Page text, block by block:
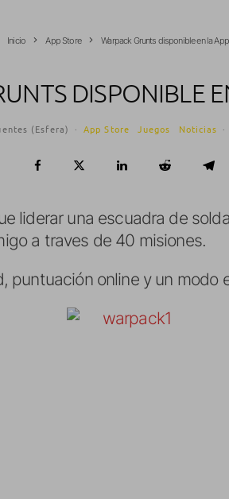
Inicio App Store Warpack Grunts disponible en la
DISPONIBLE
(Esfera) · App Store Juegos Noticias ·
liderar una escuadra de
a traves de 40 misiones.
puntuación online y un modo